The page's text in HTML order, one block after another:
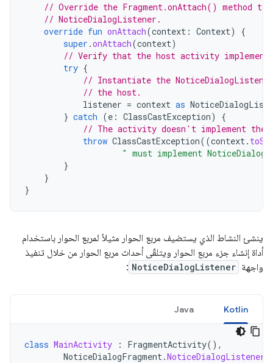
// Override the Fragment.onAttach() method
// NoticeDialogListener.
override fun onAttach(context : Context)
{
super .onAttach(context)
// Verify that the host activity
try {
// Instantiate the
// the host.
listener = context as
} catch (e : ClassCastException)
{
// The activity doesn't implement the
throw ClassCastException((context .
" must implement
}
}
}
ينشئ النشاط الذي يستضيف مربع الحوار مثيلاً لمربع الحوار باستخدام
أداة إنشاء جزء مربع الحوار ويتلقّى أحداث مربع الحوار من خلال تنفيذ
واجهة NoticeDialogListener
:
Kotlin
Java
class MainActivity : FragmentActivity(),
NoticeDialogFragment .NoticeDialogListener